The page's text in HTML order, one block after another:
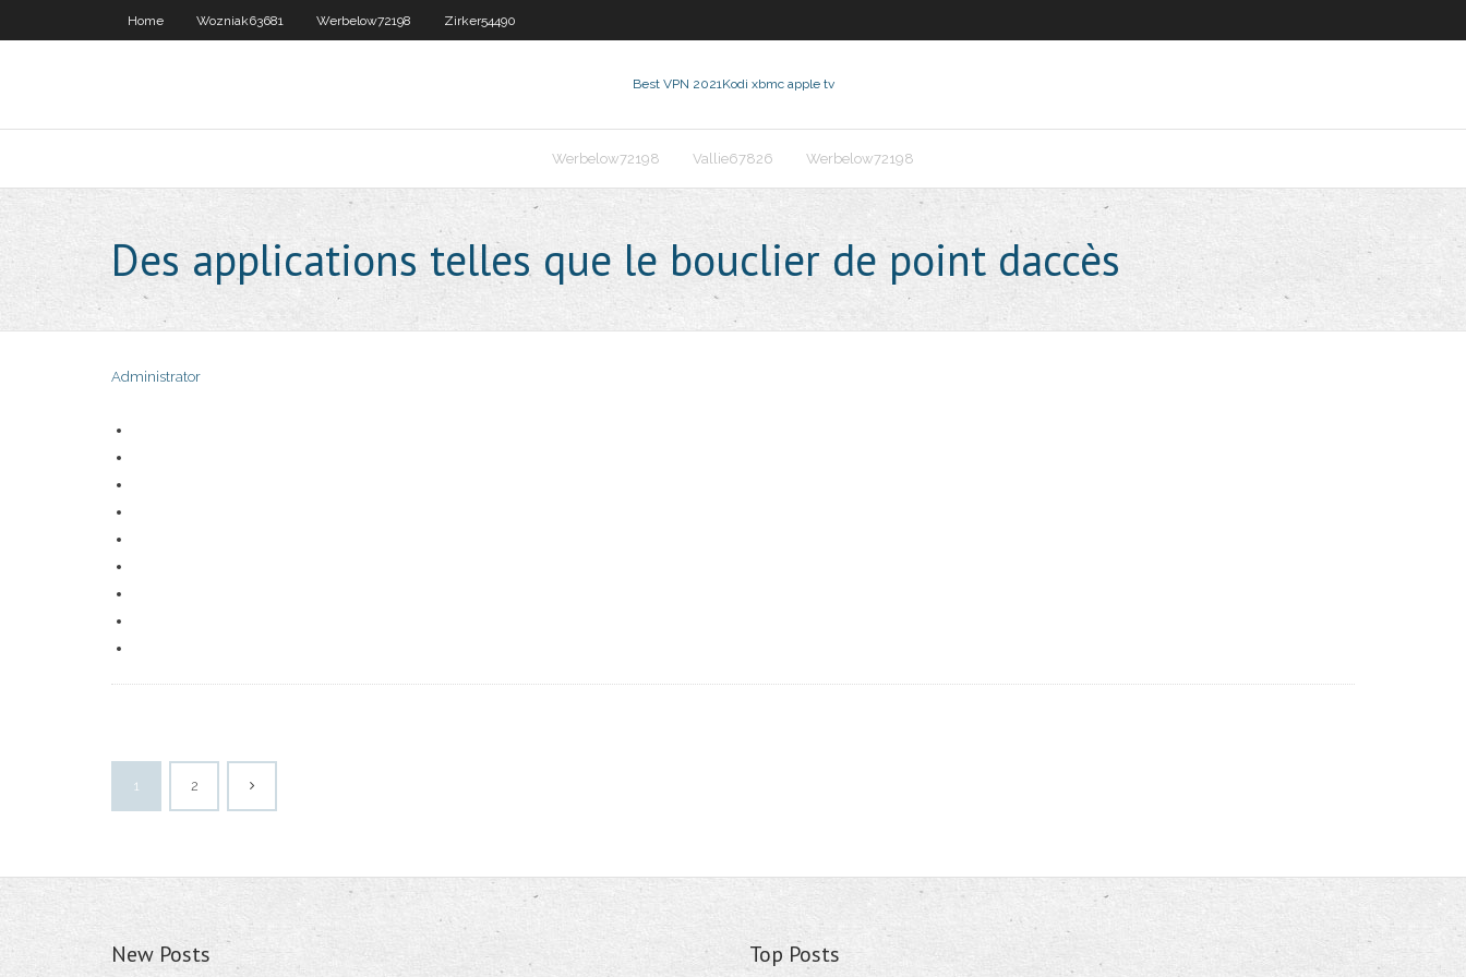
Home Wozniak63681 Werbelow72198 Zirker54490
Best VPN 2021Kodi xbmc apple tv
Werbelow72198 Vallie67826 Werbelow72198
Des applications telles que le bouclier de point daccès
Administrator
1 2
New Posts Top Posts